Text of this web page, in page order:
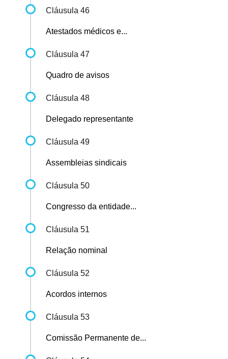
Cláusula 46
Atestados médicos e...
Cláusula 47
Quadro de avisos
Cláusula 48
Delegado representante
Cláusula 49
Assembleias sindicais
Cláusula 50
Congresso da entidade...
Cláusula 51
Relação nominal
Cláusula 52
Acordos internos
Cláusula 53
Comissão Permanente de...